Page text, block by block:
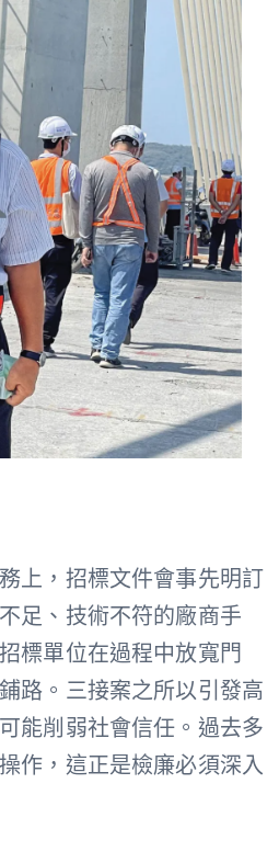
上，招標文件會事先明訂
足、技術不符的廠商手
標單位在過程中放寬門
路。三接案之所以引發高
能削弱社會信任。過去多
作，這正是檢廉必須深入